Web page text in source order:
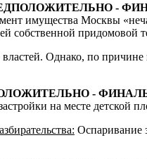
имущества Москвы
собственной придомовой
Однако, по
-
на месте детской
Оспаривание